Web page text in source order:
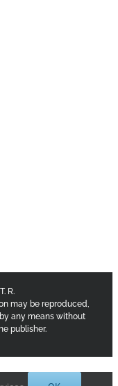
R.
may be reproduced,
any means without
publisher.